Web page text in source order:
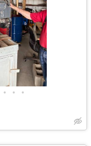
• • •